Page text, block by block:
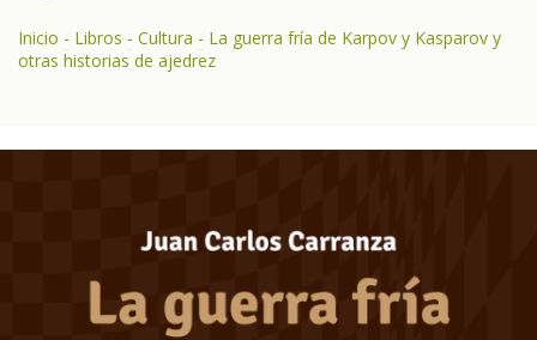
Inicio - Libros - Cultura - La guerra fría de Karpov y Kasparov y
otras historias de ajedrez